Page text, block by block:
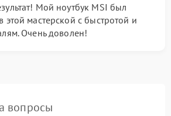
Мой ноутбук MSI был
этой мастерской с быстротой и
Очень доволен!
вопросы